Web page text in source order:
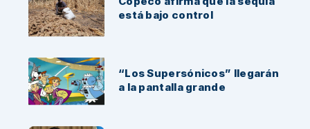
está bajo control
“Los Supersónicos” llegarán
a la pantalla grande